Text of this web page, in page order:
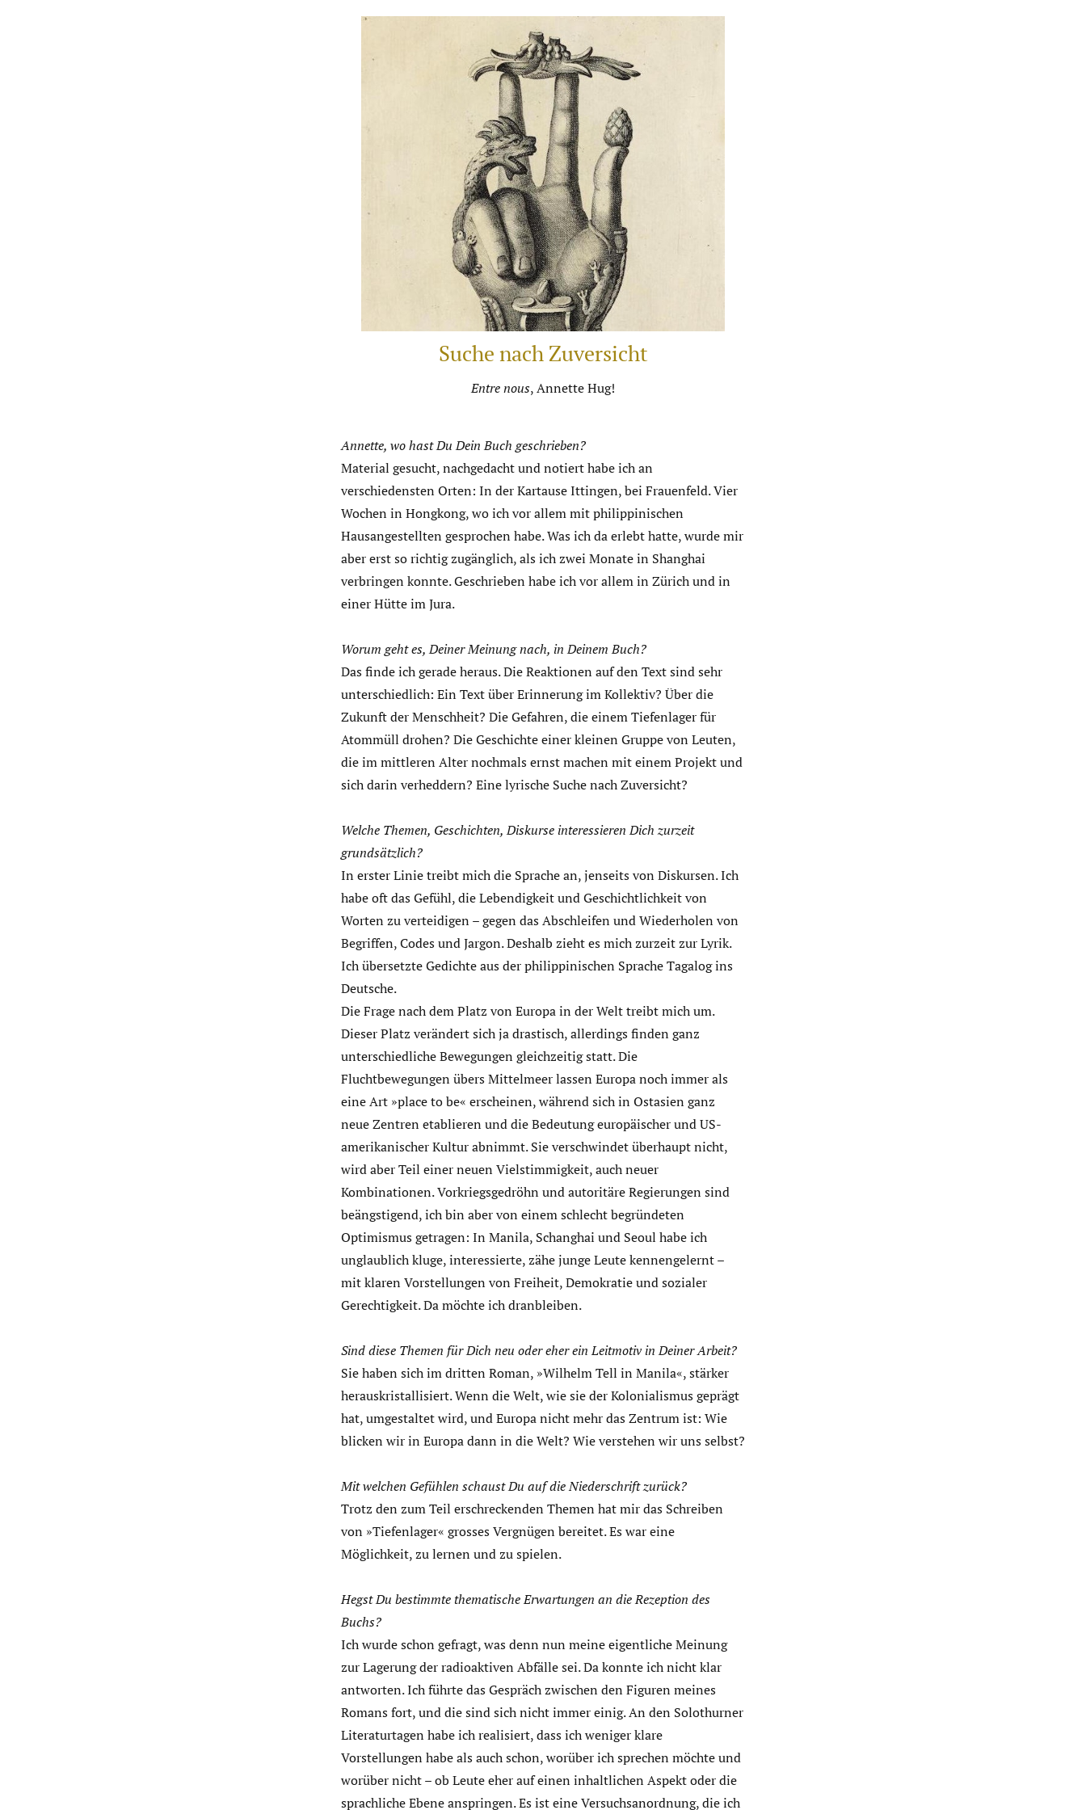
Suche nach Zuversicht
Entre nous, Annette Hug!
Annette, wo hast Du Dein Buch geschrieben?
Material gesucht, nachgedacht und notiert habe ich an
verschiedensten Orten: In der Kartause Ittingen, bei Frauenfeld. Vier
Wochen in Hongkong, wo ich vor allem mit philippinischen
Hausangestellten gesprochen habe. Was ich da erlebt hatte, wurde mir
aber erst so richtig zugänglich, als ich zwei Monate in Shanghai
verbringen konnte. Geschrieben habe ich vor allem in Zürich und in
einer Hütte im Jura.
Worum geht es, Deiner Meinung nach, in Deinem Buch?
Das finde ich gerade heraus. Die Reaktionen auf den Text sind sehr
unterschiedlich: Ein Text über Erinnerung im Kollektiv? Über die
Zukunft der Menschheit? Die Gefahren, die einem Tiefenlager für
Atommüll drohen? Die Geschichte einer kleinen Gruppe von Leuten,
die im mittleren Alter nochmals ernst machen mit einem Projekt und
sich darin verheddern? Eine lyrische Suche nach Zuversicht?
Welche Themen, Geschichten, Diskurse interessieren Dich zurzeit
grundsätzlich?
In erster Linie treibt mich die Sprache an, jenseits von Diskursen. Ich
habe oft das Gefühl, die Lebendigkeit und Geschichtlichkeit von
Worten zu verteidigen – gegen das Abschleifen und Wiederholen von
Begriffen, Codes und Jargon. Deshalb zieht es mich zurzeit zur Lyrik.
Ich übersetzte Gedichte aus der philippinischen Sprache Tagalog ins
Deutsche.
Die Frage nach dem Platz von Europa in der Welt treibt mich um.
Dieser Platz verändert sich ja drastisch, allerdings finden ganz
unterschiedliche Bewegungen gleichzeitig statt. Die
Fluchtbewegungen übers Mittelmeer lassen Europa noch immer als
eine Art »place to be« erscheinen, während sich in Ostasien ganz
neue Zentren etablieren und die Bedeutung europäischer und US-
amerikanischer Kultur abnimmt. Sie verschwindet überhaupt nicht,
wird aber Teil einer neuen Vielstimmigkeit, auch neuer
Kombinationen. Vorkriegsgedröhn und autoritäre Regierungen sind
beängstigend, ich bin aber von einem schlecht begründeten
Optimismus getragen: In Manila, Schanghai und Seoul habe ich
unglaublich kluge, interessierte, zähe junge Leute kennengelernt –
mit klaren Vorstellungen von Freiheit, Demokratie und sozialer
Gerechtigkeit. Da möchte ich dranbleiben.
Sind diese Themen für Dich neu oder eher ein Leitmotiv in Deiner Arbeit?
Sie haben sich im dritten Roman, »Wilhelm Tell in Manila«, stärker
herauskristallisiert. Wenn die Welt, wie sie der Kolonialismus geprägt
hat, umgestaltet wird, und Europa nicht mehr das Zentrum ist: Wie
blicken wir in Europa dann in die Welt? Wie verstehen wir uns selbst?
Mit welchen Gefühlen schaust Du auf die Niederschrift zurück?
Trotz den zum Teil erschreckenden Themen hat mir das Schreiben
von »Tiefenlager« grosses Vergnügen bereitet. Es war eine
Möglichkeit, zu lernen und zu spielen.
Hegst Du bestimmte thematische Erwartungen an die Rezeption des
Buchs?
Ich wurde schon gefragt, was denn nun meine eigentliche Meinung
zur Lagerung der radioaktiven Abfälle sei. Da konnte ich nicht klar
antworten. Ich führte das Gespräch zwischen den Figuren meines
Romans fort, und die sind sich nicht immer einig. An den Solothurner
Literaturtagen habe ich realisiert, dass ich weniger klare
Vorstellungen habe als auch schon, worüber ich sprechen möchte und
worüber nicht – ob Leute eher auf einen inhaltlichen Aspekt oder die
sprachliche Ebene anspringen. Es ist eine Versuchsanordnung, die ich